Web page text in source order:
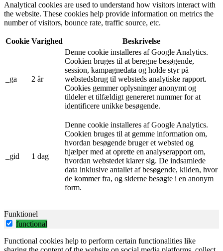
Analytical cookies are used to understand how visitors interact with
the website. These cookies help provide information on metrics the
number of visitors, bounce rate, traffic source, etc.
Cookie Varighed Beskrivelse
_ga 2 år
Denne cookie installeres af Google Analytics.
Cookien bruges til at beregne besøgende,
session, kampagnedata og holde styr på
webstedsbrug til websteds analytiske rapport.
Cookies gemmer oplysninger anonymt og
tildeler et tilfældigt genereret nummer for at
identificere unikke besøgende.
_gid 1 dag
Denne cookie installeres af Google Analytics.
Cookien bruges til at gemme information om,
hvordan besøgende bruger et websted og
hjælper med at oprette en analyserapport om,
hvordan webstedet klarer sig. De indsamlede
data inklusive antallet af besøgende, kilden, hvor
de kommer fra, og siderne besøgte i en anonym
form.
Funktionel
functional
Functional cookies help to perform certain functionalities like